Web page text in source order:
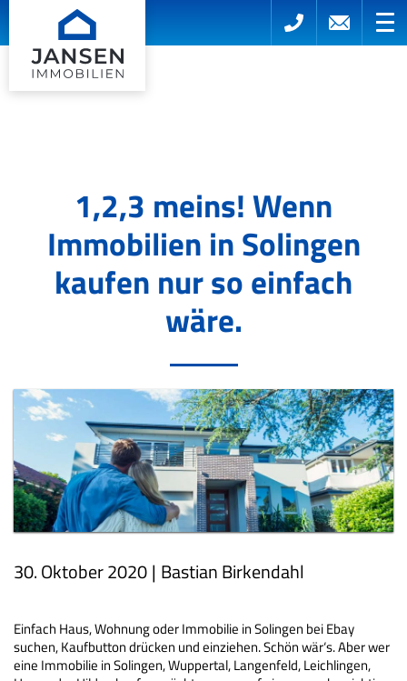
1,2,3 meins! Wenn
Immobilien in Solingen
kaufen nur so einfach
wäre.
30. Oktober 2020| Bastian Birkendahl
Einfach Haus, Wohnung oder Immobilie in Solingen bei Ebay
suchen, Kaufbutton drücken und einziehen. Schön wär‘s. Aber wer
eine Immobilie in Solingen, Wuppertal, Langenfeld, Leichlingen,